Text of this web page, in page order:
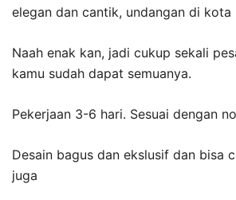
elegan dan cantik, undangan di kota
Naah enak kan, jadi cukup sekali
kamu sudah dapat semuanya.
Pekerjaan 3-6 hari. Sesuai dengan
Desain bagus dan ekslusif dan bisa
juga